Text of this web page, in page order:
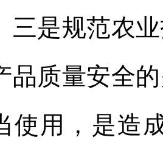
规范农业
品质量安全
使用，是造